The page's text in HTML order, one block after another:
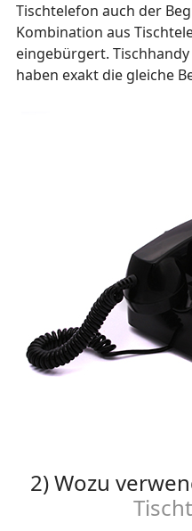
Tischtelefon auch der
Kombination aus
eingebürgert.
haben exakt die gleiche
2) Wozu